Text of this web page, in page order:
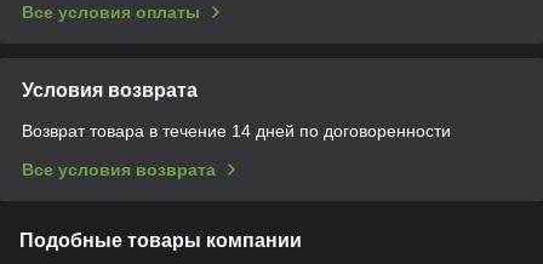
Все условия оплаты
Условия возврата
Возврат товара в течение 14 дней по договоренности
Все условия возврата
Подобные товары компании